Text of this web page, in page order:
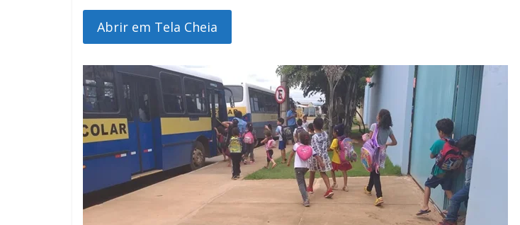
Abrir em Tela Cheia